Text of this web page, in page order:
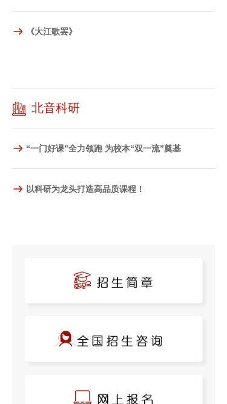
《大江歌罢》
北音科研
“一门好课”全力领跑 为校本“双一流”奠基
以科研为龙头打造高品质课程！